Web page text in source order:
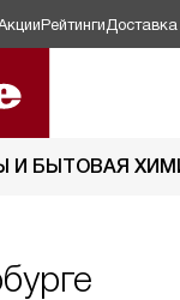
Рейтинги
И БЫТОВАЯ